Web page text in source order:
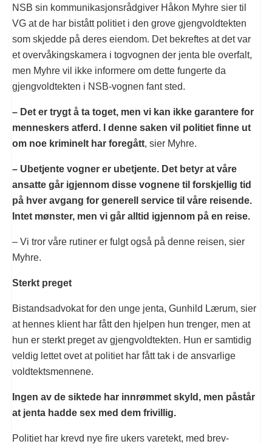
NSB sin kommunikasjonsrådgiver Håkon Myhre sier til
VG at de har bistått politiet i den grove gjengvoldtekten
som skjedde på deres eiendom. Det bekreftes at det var
et overvåkingskamera i togvognen der jenta ble overfalt,
men Myhre vil ikke informere om dette fungerte da
gjengvoldtekten i NSB-vognen fant sted.
– Det er trygt å ta toget, men vi kan ikke garantere for
menneskers atferd. I denne saken vil politiet finne ut
om noe kriminelt har foregått, sier Myhre.
– Ubetjente vogner er ubetjente. Det betyr at våre
ansatte går igjennom disse vognene til forskjellig tid
på hver avgang for generell service til våre reisende.
Intet mønster, men vi går alltid igjennom på en reise.
– Vi tror våre rutiner er fulgt også på denne reisen, sier
Myhre.
Sterkt preget
Bistandsadvokat for den unge jenta, Gunhild Lærum, sier
at hennes klient har fått den hjelpen hun trenger, men at
hun er sterkt preget av gjengvoldtekten. Hun er samtidig
veldig lettet ovet at politiet har fått tak i de ansvarlige
voldtektsmennene.
Ingen av de siktede har innrømmet skyld, men påstår
at jenta hadde sex med dem frivillig.
Politiet har krevd nye fire ukers varetekt, med brev-